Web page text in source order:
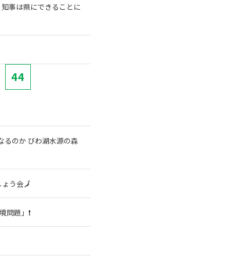
事は県にできることに
44
るのか びわ湖水源の森
う会🗾
問題」❗